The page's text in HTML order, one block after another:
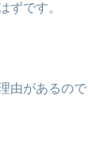
ずです。
由があるので